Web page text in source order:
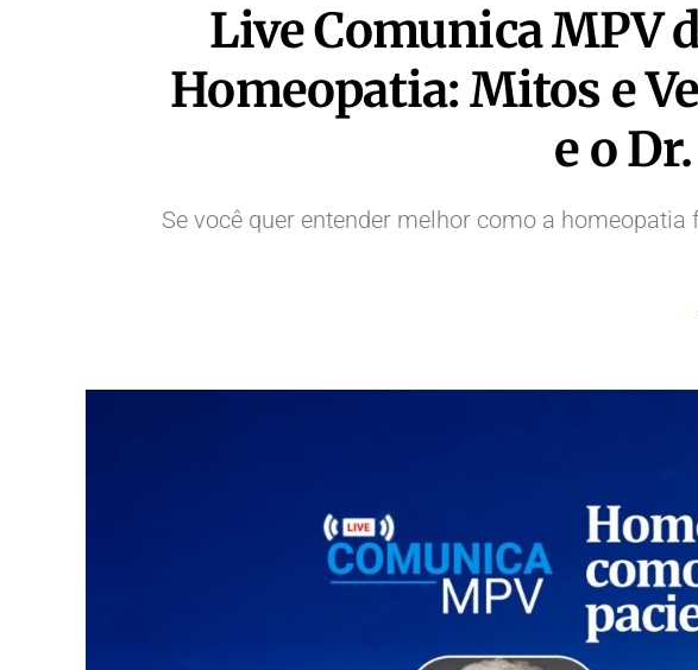
Live Comunica MPV
Homeopatia: Mitos e
e o
Se você quer entender melhor como a